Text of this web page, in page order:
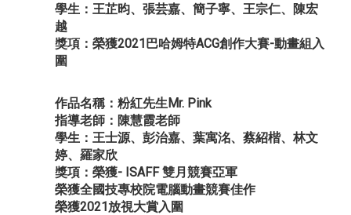
學生：王芷昀、張芸嘉、簡子寧、王宗仁、陳宏
越
獎項：榮獲2021巴哈姆特ACG創作大賽-動畫組入
圍
作品名稱：粉紅先生Mr. Pink
指導老師：陳慧霞老師
學生：王士源、彭治嘉、葉寓洺、蔡紹楷、林文
婷、羅家欣
獎項：榮獲- ISAFF 雙月競賽亞軍
榮獲全國技專校院電腦動畫競賽佳作
榮獲2021放視大賞入圍